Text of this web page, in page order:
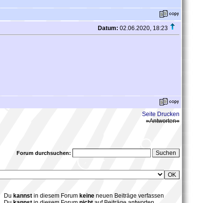
Datum: 02.06.2020, 18:23
Seite Drucken
»Antworten«
Forum durchsuchen:
Du kannst in diesem Forum keine neuen Beiträge verfassen